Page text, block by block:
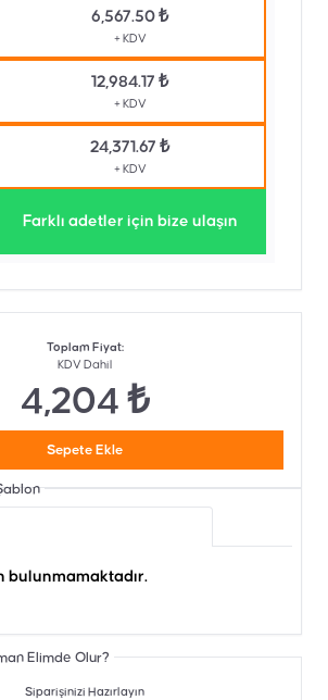
6,567.50 ₺
+ KDV
12,984.17 ₺
+ KDV
24,371.67 ₺
+ KDV
Farklı adetler için bize ulaşın
Toplam Fiyat:
KDV Dahil
4,204 ₺
Sepete Ekle
bulunmamaktadır.
Elimde Olur?
Siparişinizi Hazırlayın